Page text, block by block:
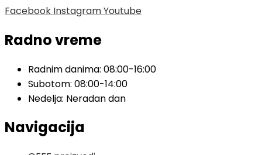
Facebook InstagramYoutube
Radno vreme
Radnim danima: 08:00-16:00
Subotom: 08:00-14:00
Nedelja: Neradan dan
Navigacija